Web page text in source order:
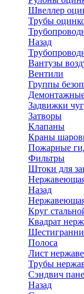
Швеллер
Трубы
Назад
Вантузы
Вентили
Группы
Задвижки
Затворы
Клапаны
Краны
Пожарные
Фильтры
Штоки для
Назад
Круг
Квадрат
Полоса
Лист
Трубы
Сэндвич
Назад